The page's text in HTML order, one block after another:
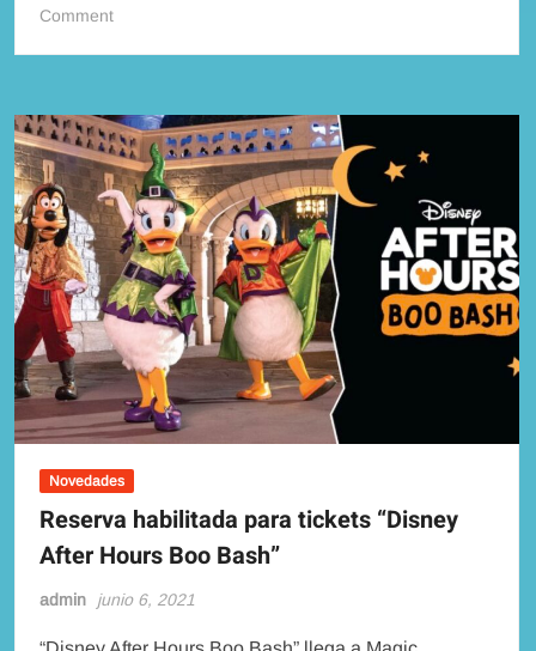
Commenton
Hagrid’s
Magical
Creatures
Motorbike
Adventure
y
recorremos
Hogsmeade
Novedades
Reserva habilitada para tickets “Disney
After Hours Boo Bash”
admin junio 6, 2021